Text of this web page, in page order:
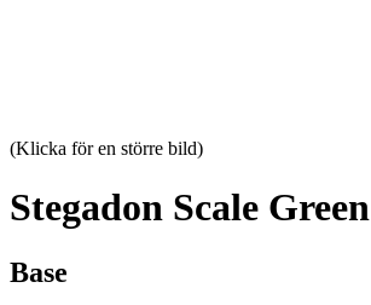
(Klicka för en större bild)
Stegadon Scale Green
Base